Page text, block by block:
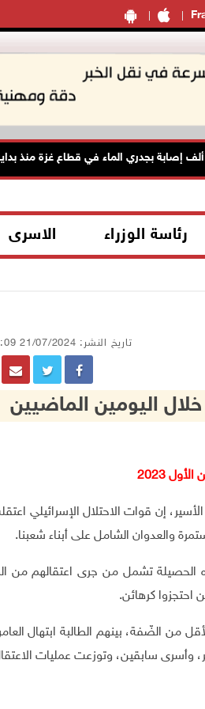
رئاسة الوزراء الاسرى
تاريخ النشر: 21/07/2024 11:09 ص
الأسير، إن قوات الاحتلال الإسرائيلي
.
الحصيلة تشمل من جرى اعتقالهم من
كرهائن.
اليومين الماضيين 26 مواطنا على الأقل من الضّفة، بينهم الطالبة
وأسرى سابقين، وتوزعت عمليات